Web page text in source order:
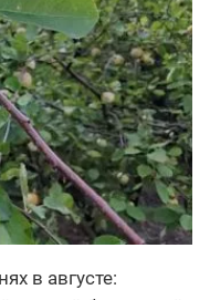
в августе: